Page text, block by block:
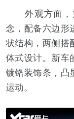
外观方面，
念，配备六边形
状结构，两侧搭
体式设计。新车
镀铬装饰条，凸
运动。